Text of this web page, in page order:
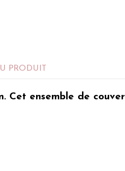
PRODUIT
Cet ensemble de